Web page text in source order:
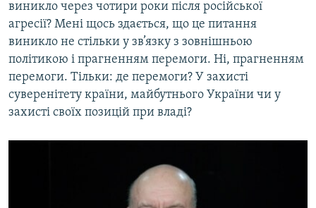
виникло через чотири роки після російської
агресії? Мені щось здається, що це питання
виникло не стільки у зв’язку з зовнішньою
політикою і прагненням перемоги. Ні, прагненням
перемоги. Тільки: де перемоги? У захисті
суверенітету країни, майбутнього України чи у
захисті своїх позицій при владі?